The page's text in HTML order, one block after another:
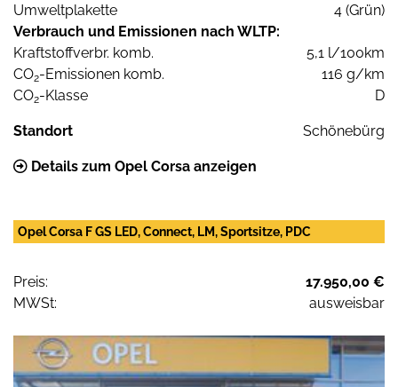
Umweltplakette
4 (Grün)
Verbrauch und Emissionen nach WLTP:
Kraftstoffverbr. komb.
5,1 l/100km
CO2-Emissionen komb.
116 g/km
CO2-Klasse D
Standort Schönebürg
Details zum Opel Corsa anzeigen
Opel Corsa F GS LED, Connect, LM, Sportsitze, PDC
Preis:
17.950,00 €
MWSt:
ausweisbar